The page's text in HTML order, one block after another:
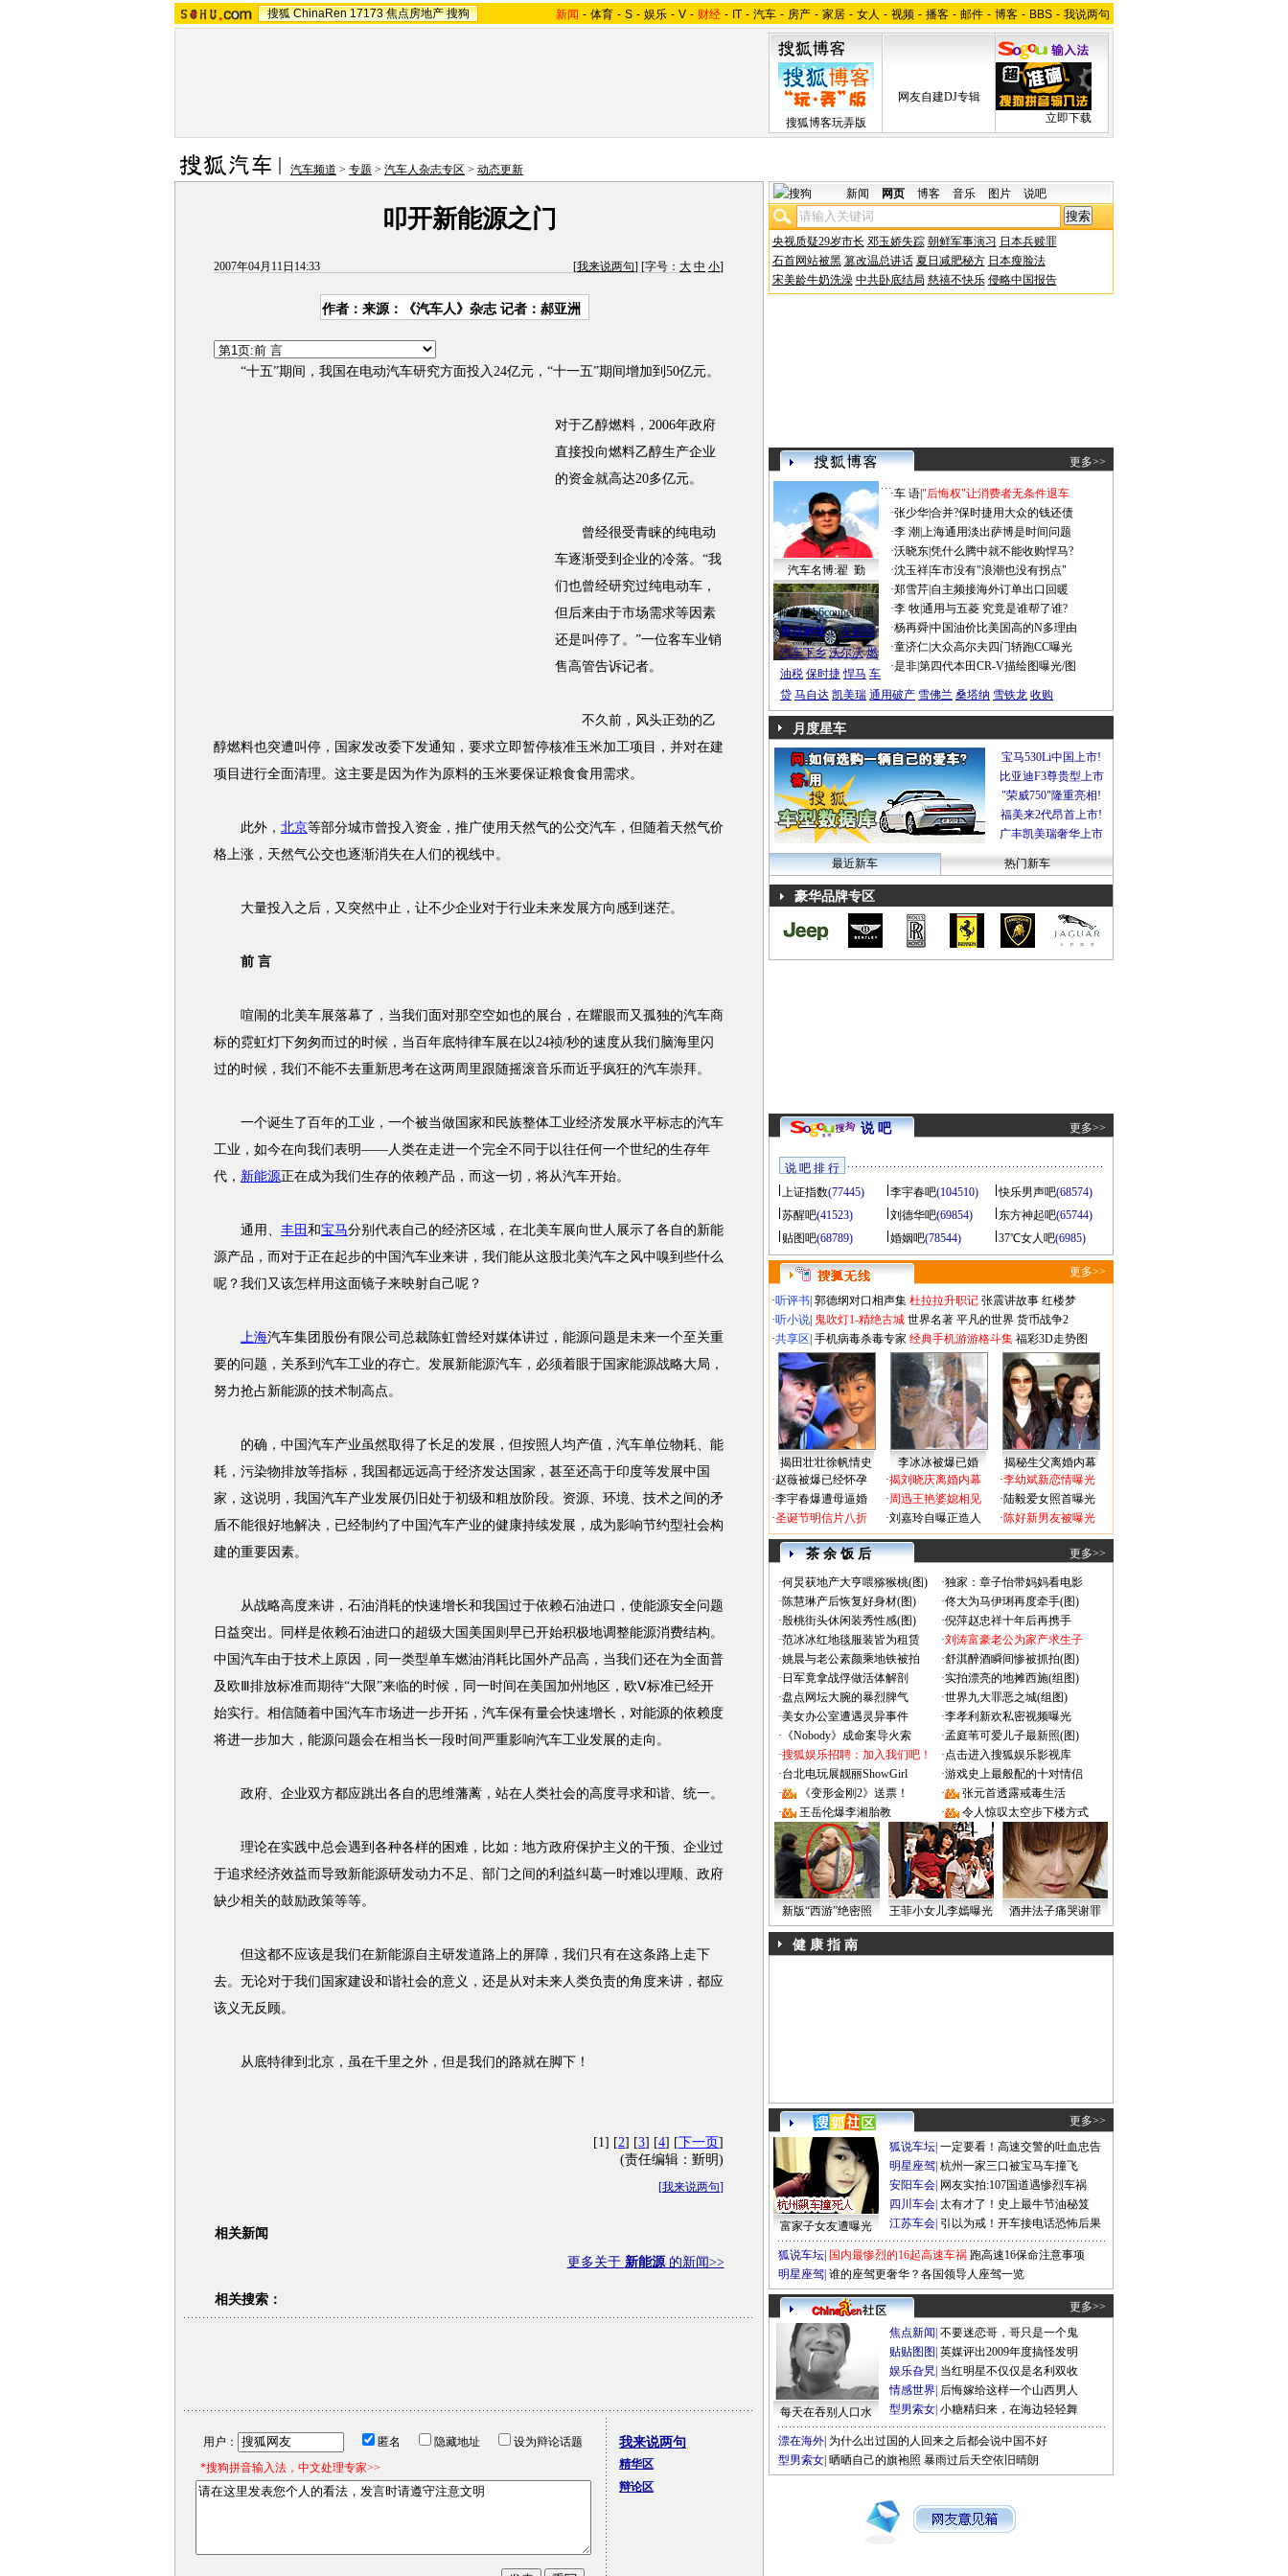
搜狐 ChinaRen 17173 焦点房地产 搜狗 新闻 - 体育 - S - 娱乐 - V - 财经 - IT - 汽车 - 房产 - 家居 - 女人 - 视频 - 播客 - 邮件 - 博客 - BBS - 我说两句
搜狐博客玩弄版
网友自建DJ专辑
立即下载
汽车频道 > 专题 > 汽车人杂志专区 > 动态更新
叩开新能源之门
2007年04月11日14:33 [我来说两句] [字号： 大 中 小]
作者：来源：《汽车人》杂志 记者：郝亚洲
“十五”期间，我国在电动汽车研究方面投入24亿元，“十一五”期间增加到50亿元。
对于乙醇燃料，2006年政府
直接投向燃料乙醇生产企业
的资金就高达20多亿元。
曾经很受青睐的纯电动
车逐渐受到企业的冷落。“我
们也曾经研究过纯电动车，
但后来由于市场需求等因素
还是叫停了。”一位客车业销
售高管告诉记者。
不久前，风头正劲的乙
醇燃料也突遭叫停，国家发改委下发通知，要求立即暂停核准玉米加工项目，并对在建
项目进行全面清理。这主要是因为作为原料的玉米要保证粮食食用需求。
此外， 北京等部分城市曾投入资金，推广使用天然气的公交汽车，但随着天然气价
格上涨，天然气公交也逐渐消失在人们的视线中。
大量投入之后，又突然中止，让不少企业对于行业未来发展方向感到迷茫。
前 言
喧闹的北美车展落幕了，当我们面对那空空如也的展台，在耀眼而又孤独的汽车商
标的霓虹灯下匆匆而过的时候，当百年底特律车展在以24祯/秒的速度从我们脑海里闪
过的时候，我们不能不去重新思考在这两周里跟随摇滚音乐而近乎疯狂的汽车崇拜。
一个诞生了百年的工业，一个被当做国家和民族整体工业经济发展水平标志的汽车
工业，如今在向我们表明——人类在走进一个完全不同于以往任何一个世纪的生存年
代， 新能源正在成为我们生存的依赖产品，而这一切，将从汽车开始。
通用、 丰田 和宝马分别代表自己的经济区域，在北美车展向世人展示了各自的新能
源产品，而对于正在起步的中国汽车业来讲，我们能从这股北美汽车之风中嗅到些什么
呢？我们又该怎样用这面镜子来映射自己呢？
上海汽车集团股份有限公司总裁陈虹曾经对媒体讲过，能源问题是未来一个至关重
要的问题，关系到汽车工业的存亡。发展新能源汽车，必须着眼于国家能源战略大局，
努力抢占新能源的技术制高点。
的确，中国汽车产业虽然取得了长足的发展，但按照人均产值，汽车单位物耗、能
耗，污染物排放等指标，我国都远远高于经济发达国家，甚至还高于印度等发展中国
家，这说明，我国汽车产业发展仍旧处于初级和粗放阶段。资源、环境、技术之间的矛
盾不能很好地解决，已经制约了中国汽车产业的健康持续发展，成为影响节约型社会构
建的重要因素。
从战略高度来讲，石油消耗的快速增长和我国过于依赖石油进口，使能源安全问题
日益突出。同样是依赖石油进口的超级大国美国则早已开始积极地调整能源消费结构。
中国汽车由于技术上原因，同一类型单车燃油消耗比国外产品高，当我们还在为全面普
及欧Ⅲ排放标准而期待“大限”来临的时候，同一时间在美国加州地区，欧Ⅴ标准已经开
始实行。相信随着中国汽车市场进一步开拓，汽车保有量会快速增长，对能源的依赖度
将进一步加大，能源问题会在相当长一段时间严重影响汽车工业发展的走向。
政府、企业双方都应跳出各自的思维藩蓠，站在人类社会的高度寻求和谐、统一。
理论在实践中总会遇到各种各样的困难，比如：地方政府保护主义的干预、企业过
于追求经济效益而导致新能源研发动力不足、部门之间的利益纠葛一时难以理顺、政府
缺少相关的鼓励政策等等。
但这都不应该是我们在新能源自主研发道路上的屏障，我们只有在这条路上走下
去。无论对于我们国家建设和谐社会的意义，还是从对未来人类负责的角度来讲，都应
该义无反顾。
从底特律到北京，虽在千里之外，但是我们的路就在脚下！
[1] [2] [3] [4] [下一页]
(责任编辑：斳明)
[我来说两句]
相关新闻
更多关于 新能源的新闻>>
相关搜索：
用户： 匿名 隐藏地址
设为辩论话题
*搜狗拼音输入法，中文处理专家>>
我来说两句
精华区
辩论区
新闻 网页 博客 音乐 图片 说吧
央视质疑29岁市长 邓玉娇失踪 朝鲜军事演习 日本兵赎罪
石首网站被黑 篡改温总讲话 夏日减肥秘方 日本瘦脸法
宋美龄牛奶洗澡 中共卧底结局 慈禧不快乐 侵略中国报告
更多>>
汽车名博:翟 勤
帕萨特b6coupe谍照
·车 语|"后悔权"让消费者无条件退车
·张少华|合并?保时捷用大众的钱还债
·李 潮 上海通用淡出萨博是时间问题
·沃晓东|凭什么腾中就不能收购悍马?
·沈玉祥|车市没有"浪潮也没有拐点"
·郑雪芹| 自主频接海外订单出口回暖
·李 牧|通用与五菱 究竟是谁帮了谁?
·杨再舜|中国油价比美国高的N多理由
·童济仁|大众高尔夫四门轿跑CC曝光
·是非|第四代本田CR-V描绘图曝光/图
热点标签： 车船税
汽车下乡 沃尔沃 燃
油税 保时捷 悍马 车
贷 马自达 凯美瑞 通用破产 雪佛兰 桑塔纳 雪铁龙 收购
月度星车
宝马530Li中国上市!
比亚迪F3尊贵型上市
"荣威750"隆重亮相!
福美来2代昂首上市!
广丰凯美瑞奢华上市
最近新车 热门新车
豪华品牌专区
说 吧 更多>>
说 吧 排 行
上证指数(77445) 李宇春吧(104510) 快乐男声吧(68574)
苏醒吧(41523) 刘德华吧(69854) 东方神起吧(65744)
贴图吧(68789) 婚姻吧(78544) 37℃女人吧(6985)
更多>>
·听评书 郭德纲对口相声集 杜拉拉升职记 张震讲故事 红楼梦
·听小说 鬼吹灯1-精绝古城 世界名著 平凡的世界 货币战争2
·共享区 手机病毒杀毒专家 经典手机游游格斗集 福彩3D走势图
揭田壮壮徐帆情史 李冰冰被爆已婚
揭秘生父离婚内幕
·赵薇被爆已经怀孕
·李宇春爆遭母逼婚
·圣诞节明信片八折
·揭刘晓庆离婚内幕
·周迅王艳婆媳相见
·刘嘉玲自曝正造人
·李幼斌新恋情曝光
·陆毅爱女照首曝光
·陈好新男友被曝光
茶 余 饭 后 更多>>
·何炅获地产大亨喂猕猴桃(图) ·独家：章子怡带妈妈看电影
·陈慧琳产后恢复好身材(图) ·佟大为马伊琍再度牵手(图)
·殷桃街头休闲装秀性感(图) ·倪萍赵忠祥十年后再携手
·范冰冰红地毯服装皆为租赁 ·刘涛富豪老公为家产求生子
·姚晨与老公素颜乘地铁被拍 ·舒淇醉酒瞬间惨被抓拍(图)
· 日军竟拿战俘做活体解剖 ·实拍漂亮的地摊西施(组图)
·盘点网坛大腕的暴烈脾气 ·世界九大罪恶之城(组图)
·美女办公室遭遇灵异事件 ·李孝利新欢私密视频曝光
· 《Nobody》成命案导火索 ·孟庭苇可爱儿子最新照(图)
·搜狐娱乐招聘：加入我们吧！ ·点击进入搜狐娱乐影视库
·台北电玩展靓丽ShowGirl ·游戏史上最般配的十对情侣
·
《变形金刚2》送票！ ·
张元首透露戒毒生活
·
王岳伦爆李湘胎教 · 令人惊叹太空步下楼方式
新版“西游”绝密照 王菲小女儿李嫣曝光 酒井法子痛哭谢罪
健 康 指 南
更多>>
富家子女友遭曝光
狐说车坛 一定要看！高速交警的吐血忠告
明星座驾 杭州一家三口被宝马车撞飞
安阳车会 网友实拍:107国道遇惨烈车祸
四川车会 太有才了！史上最牛节油秘笈
江苏车会 引以为戒！开车接电话恐怖后果
狐说车坛 国内最惨烈的16起高速车祸 跑高速16保命注意事项
明星座驾 谁的座驾更奢华？各国领导人座驾一览
更多>>
每天在吞别人口水
焦点新闻 不要迷恋哥，哥只是一个鬼
贴贴图图 英媒评出2009年度搞怪发明
娱乐旮旯 当红明星不仅仅是名利双收
情感世界 后悔嫁给这样一个山西男人
型男索女 小糖精归来，在海边轻轻舞
漂在海外 为什么出过国的人回来之后都会说中国不好
型男索女 晒晒自己的旗袍照 暴雨过后天空依旧晴朗